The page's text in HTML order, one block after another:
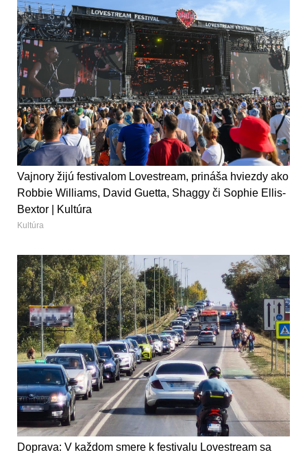
Vajnory žijú festivalom Lovestream, prináša hviezdy ako
Robbie Williams, David Guetta, Shaggy či Sophie Ellis-
Bextor | Kultúra
Kultúra
Doprava: V každom smere k festivalu Lovestream sa